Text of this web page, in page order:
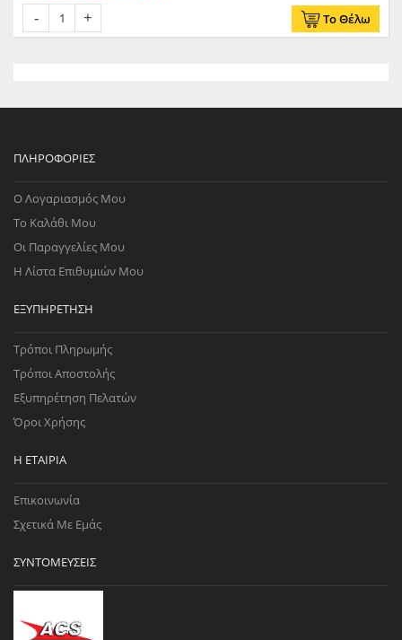
Το Θέλω
ΠΛΗΡΟΦΟΡΊΕΣ
Ο Λογαριασμός Μου
Το Καλάθι Μου
Οι Παραγγελίες Μου
Η Λίστα Επιθυμιών Μου
ΕΞΥΠΗΡΈΤΗΣΗ
Τρόποι Πληρωμής
Τρόποι Αποστολής
Εξυπηρέτηση Πελατών
Όροι Χρήσης
Η ΕΤΑΙΡΊΑ
Επικοινωνία
Σχετικά Με Εμάς
ΣΥΝΤΟΜΕΎΣΕΙΣ